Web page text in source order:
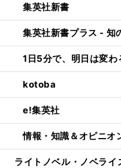
集英社新書
集英社新書プラス - 知
1日5分で、明日は変
kotoba
e!集英社
情報・知識＆オピニ
ライトノベル・ノベライ